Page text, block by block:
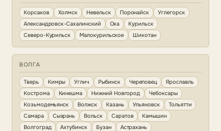
Корсаков Холмск Невельск Поронайск
Углегорск
Александровск-Сахалинский
Оха
Курильск
Северо-Курильск
Малокурильское Шикотан
ВОЛГА
Тверь Кимры Углич Рыбинск Череповец
Ярославль
Кострома
Кинешма Нижний Новгород
Чебоксары
Козьмодемьянск
Волжск Казань Ульяновск
Тольятти
Самара
Сызрань Вольск Саратов
Камышин
Волгоград
Ахтубинск Бузан Астрахань